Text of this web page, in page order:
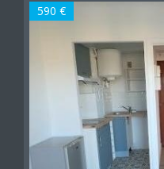
590 €